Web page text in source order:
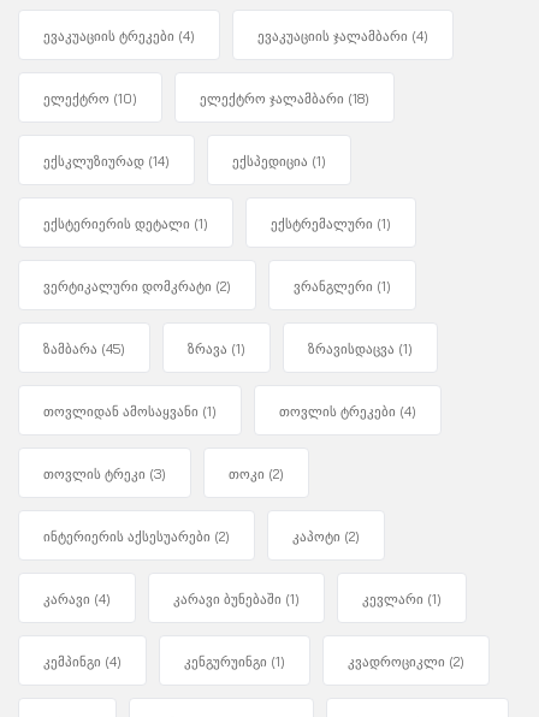
ევაკუაციის ტრეკები (4) ევაკუაციის ჯალამბარი (4)
ელექტრო (10) ელექტრო ჯალამბარი (18)
ექსკლუზიურად (14) ექსპედიცია (1)
ექსტერიერის დეტალი (1) ექსტრემალური (1)
ვერტიკალური დომკრატი (2) ვრანგლერი (1)
ზამბარა (45) ზრავა (1) ზრავისდაცვა (1)
თოვლიდან ამოსაყვანი (1) თოვლის ტრეკები (4)
თოვლის ტრეკი (3) თოკი (2)
ინტერიერის აქსესუარები (2) კაპოტი (2)
კარავი (4) კარავი ბუნებაში (1) კევლარი (1)
კემპინგი (4) კენგურუინგი (1) კვადროციკლი (2)